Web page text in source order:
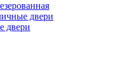
двери
двери